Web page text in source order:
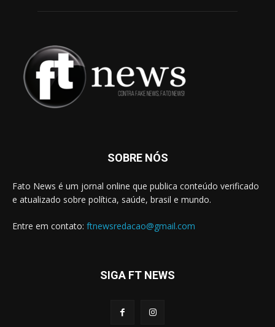
SOBRE NÓS
Fato News é um jornal online que publica conteúdo verificado
e atualizado sobre política, saúde, brasil e mundo.
Entre em contato: ftnewsredacao@gmail.com
SIGA FT NEWS